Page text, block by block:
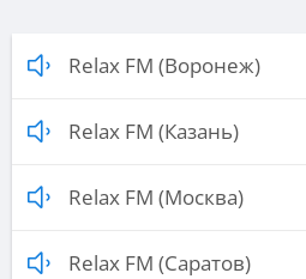
Relax FM (Воронеж)
Relax FM (Казань)
Relax FM (Москва)
Relax FM (Саратов)